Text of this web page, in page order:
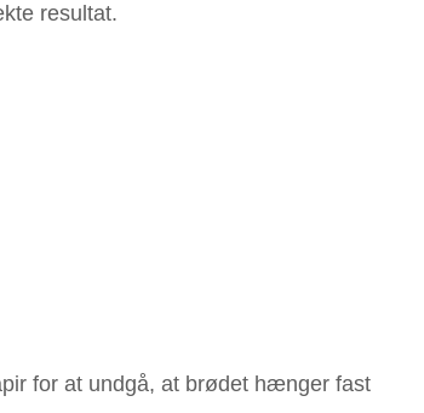
resultat.
for at undgå, at brødet hænger fast